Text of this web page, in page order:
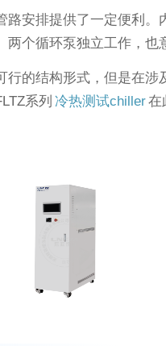
路安排提供了一定便利
个循环泵独立工作，
行的结构形式，但是在
系列 冷热测试chiller在